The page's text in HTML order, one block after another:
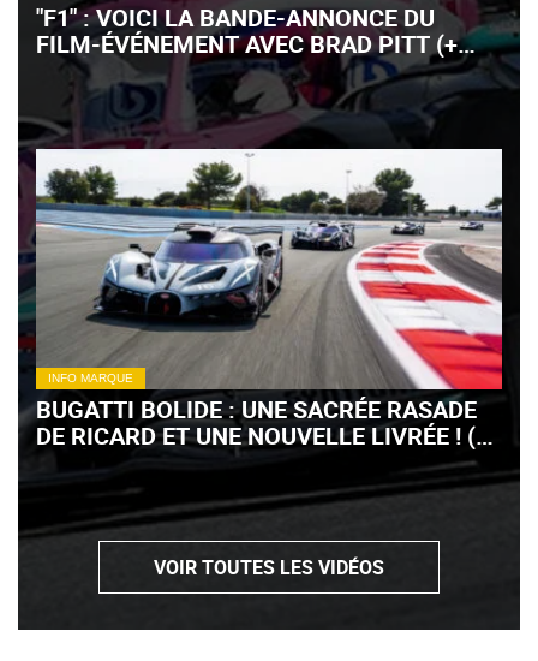
"F1" : VOICI LA BANDE-ANNONCE DU
FILM-ÉVÉNEMENT AVEC BRAD PITT (+
VIDÉO)
INFO MARQUE
BUGATTI BOLIDE : UNE SACRÉE RASADE
DE RICARD ET UNE NOUVELLE LIVRÉE ! (+
VIDÉO)
VOIR TOUTES LES VIDÉOS